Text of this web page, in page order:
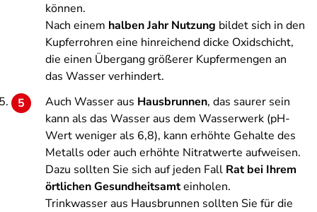
können.
Nach einem halben Jahr Nutzung bildet sich in den
Kupferrohren eine hinreichend dicke Oxidschicht,
die einen Übergang größerer Kupfermengen an
das Wasser verhindert.
Auch Wasser aus Hausbrunnen, das saurer sein
kann als das Wasser aus dem Wasserwerk (pH-
Wert weniger als 6,8), kann erhöhte Gehalte des
Metalls oder auch erhöhte Nitratwerte aufweisen.
Dazu sollten Sie sich auf jeden Fall Rat bei Ihrem
örtlichen Gesundheitsamteinholen.
Trinkwasser aus Hausbrunnen sollten Sie für die